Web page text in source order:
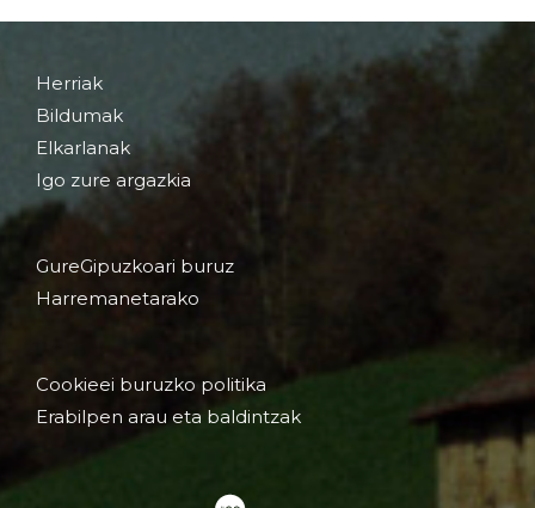
Herriak
Bildumak
Elkarlanak
Igo zure argazkia
GureGipuzkoari buruz
Harremanetarako
Cookieei buruzko politika
Erabilpen arau eta baldintzak